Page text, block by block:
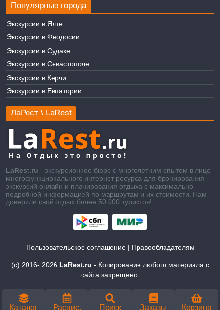
Популярные города
Экскурсии в Ялте
Экскурсии в Феодосии
Экскурсии в Судаке
Экскурсии в Севастополе
Экскурсии в Керчи
Экскурсии в Евпатории
ЛаРест \ LaRest
LaRest.ru - экскурсионное бюро с многолетним опытом в лице
многофункционального интернет ресурса для бронирования
экскурсий онлайн и планирования отдыха с максимально
подробной информацией по маршрутам и их стоимости. Нам
доверили свой отдых более 50 000 туристов!
(c) 2016- 2026 LaRest.ru - Копирование любого материала с
сайта запрещено.
Пользовательское соглашение| Правообладателям
Каталог Распис. Поиск Заказы Корзина